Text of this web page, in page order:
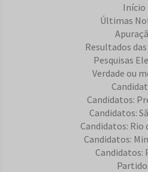
Início
Últimas
Resultados
Pesquisas
Verdade ou
Candidatos:
Candidatos:
Candidatos: Rio
Candidatos:
Candidatos: